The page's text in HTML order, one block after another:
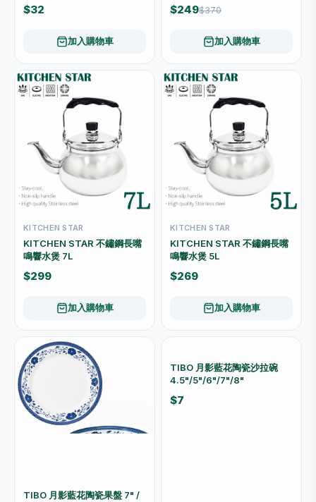
$32
加入購物車
$249$370
加入購物車
KITCHEN STAR
KITCHEN STAR 不鏽鋼長嘴
鳴響水煲 7L
$299
加入購物車
KITCHEN STAR
KITCHEN STAR 不鏽鋼長嘴
鳴響水煲 5L
$269
加入購物車
TIBO 月影藍花陶瓷果盤 7" /
TIBO 月影藍花陶瓷沙拉碗
4.5"/5"/6"/7"/8"
$7